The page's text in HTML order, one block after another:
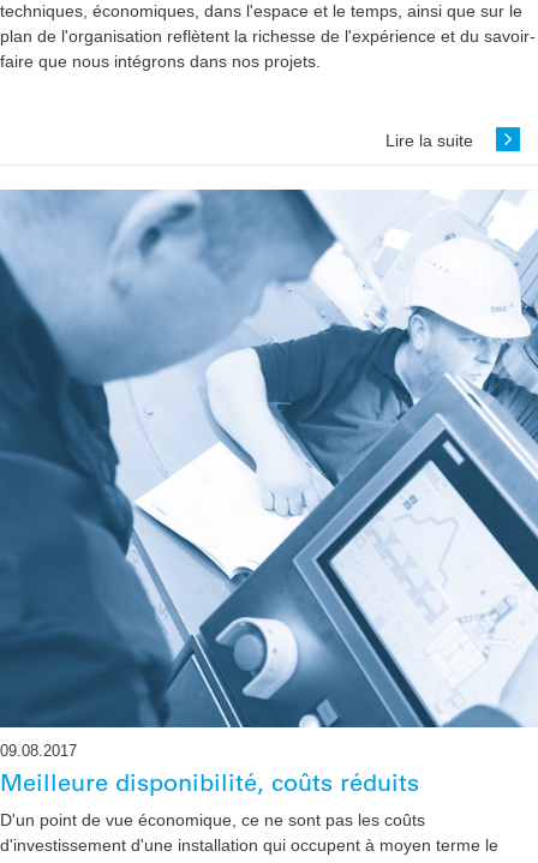
techniques, économiques, dans l'espace et le temps, ainsi que sur le
plan de l'organisation reflètent la richesse de ­l'expérience et du savoir-
faire que nous intégrons dans nos projets.
Lire la suite
09.08.2017
Meilleure disponibilité, coûts réduits
D'un point de vue économique, ce ne sont pas les coûts
d'investissement d'une installation qui occupent à moyen terme le